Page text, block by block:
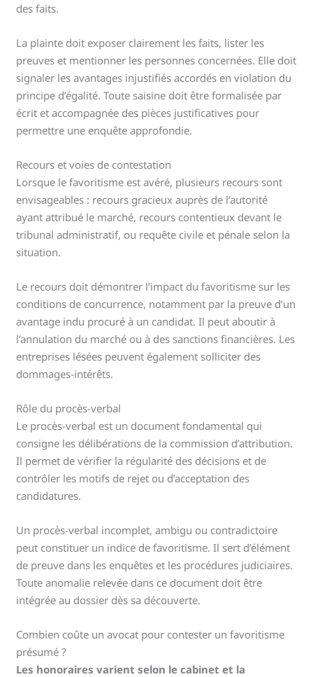
des faits.
La plainte doit exposer clairement les faits, lister les
preuves et mentionner les personnes concernées. Elle doit
signaler les avantages injustifiés accordés en violation du
principe d’égalité. Toute saisine doit être formalisée par
écrit et accompagnée des pièces justificatives pour
permettre une enquête approfondie.
Recours et voies de contestation
Lorsque le favoritisme est avéré, plusieurs recours sont
envisageables : recours gracieux auprès de l’autorité
ayant attribué le marché, recours contentieux devant le
tribunal administratif, ou requête civile et pénale selon la
situation.
Le recours doit démontrer l’impact du favoritisme sur les
conditions de concurrence, notamment par la preuve d’un
avantage indu procuré à un candidat. Il peut aboutir à
l’annulation du marché ou à des sanctions financières. Les
entreprises lésées peuvent également solliciter des
dommages-intérêts.
Rôle du procès-verbal
Le procès-verbal est un document fondamental qui
consigne les délibérations de la commission d’attribution.
Il permet de vérifier la régularité des décisions et de
contrôler les motifs de rejet ou d’acceptation des
candidatures.
Un procès-verbal incomplet, ambigu ou contradictoire
peut constituer un indice de favoritisme. Il sert d’élément
de preuve dans les enquêtes et les procédures judiciaires.
Toute anomalie relevée dans ce document doit être
intégrée au dossier dès sa découverte.
Combien coûte un avocat pour contester un favoritisme
présumé ?
Les honoraires varient selon le cabinet et la